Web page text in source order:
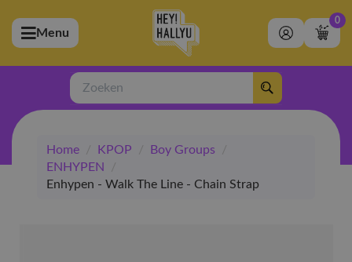
(Artiesten)
(Merchandise)
(Exclusive)
(Winkel)
Menu
0
Zoeken
Home / KPOP / Boy Groups
/
ENHYPEN
/
Enhypen - Walk The Line - Chain Strap